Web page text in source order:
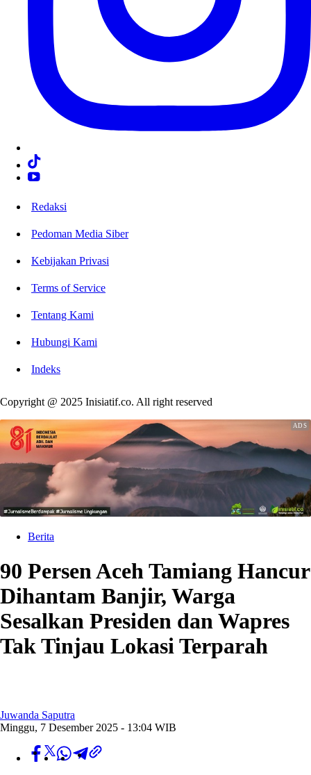
Redaksi
Pedoman Media Siber
Kebijakan Privasi
Terms of Service
Tentang Kami
Hubungi Kami
Indeks
Copyright @ 2025 Inisiatif.co. All right reserved
Berita
90 Persen Aceh Tamiang Hancur
Dihantam Banjir, Warga
Sesalkan Presiden dan Wapres
Tak Tinjau Lokasi Terparah
Juwanda Saputra
Minggu, 7 Desember 2025 - 13:04 WIB